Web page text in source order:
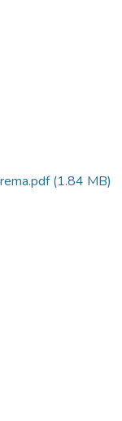
(1.84 MB)